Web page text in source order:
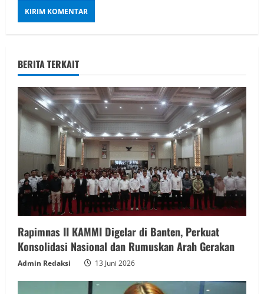
BERITA TERKAIT
Rapimnas II KAMMI Digelar di Banten, Perkuat
Konsolidasi Nasional dan Rumuskan Arah Gerakan
Admin Redaksi 13 Juni 2026